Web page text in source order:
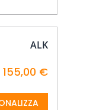
ALK
155,00 €